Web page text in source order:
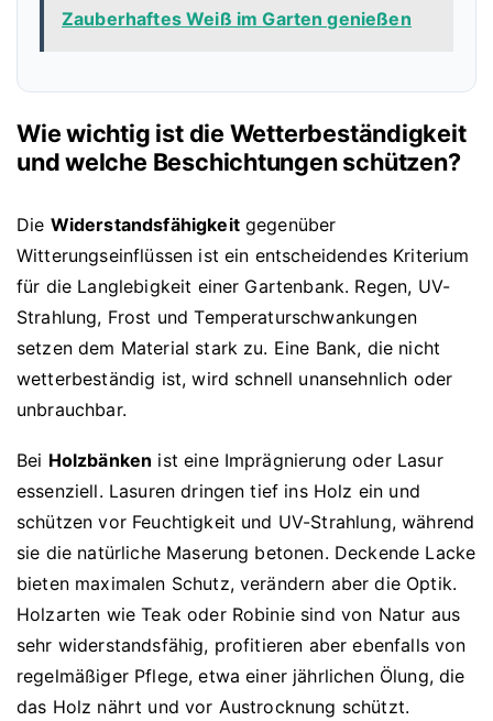
Zauberhaftes Weiß im Garten genießen
Wie wichtig ist die Wetterbeständigkeit
und welche Beschichtungen schützen?
Die Widerstandsfähigkeitgegenüber
Witterungseinflüssen ist ein entscheidendes Kriterium
für die Langlebigkeit einer Gartenbank. Regen, UV-
Strahlung, Frost und Temperaturschwankungen
setzen dem Material stark zu. Eine Bank, die nicht
wetterbeständig ist, wird schnell unansehnlich oder
unbrauchbar.
Bei Holzbänken ist eine Imprägnierung oder Lasur
essenziell. Lasuren dringen tief ins Holz ein und
schützen vor Feuchtigkeit und UV-Strahlung, während
sie die natürliche Maserung betonen. Deckende Lacke
bieten maximalen Schutz, verändern aber die Optik.
Holzarten wie Teak oder Robinie sind von Natur aus
sehr widerstandsfähig, profitieren aber ebenfalls von
regelmäßiger Pflege, etwa einer jährlichen Ölung, die
das Holz nährt und vor Austrocknung schützt.